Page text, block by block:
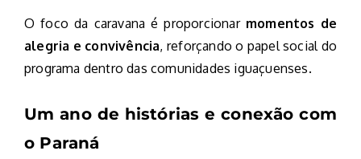
O foco da caravana é proporcionar momentos de
alegria e convivência, reforçando o papel social do
programa dentro das comunidades iguaçuenses.
Um ano de histórias e conexão com
o Paraná